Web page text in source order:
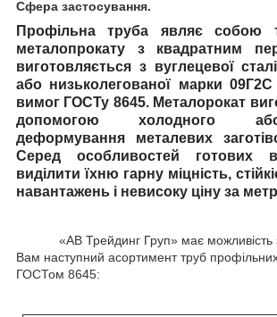
Сфера застосування.
Профільна труба являє собою
металопрокату з квадратним
виготовляється з вуглецевої
або низьколегованої марки 09Г2С
вимог ГОСТу 8645. Металорокат
допомогою холодного
деформування металевих
Серед особливостей готових
виділити їхню гарну міцність,
навантажень і невисоку ціну за
«АВ Трейдинг Груп» має можливість
Вам наступний асортимент труб
ГОСТом 8645: